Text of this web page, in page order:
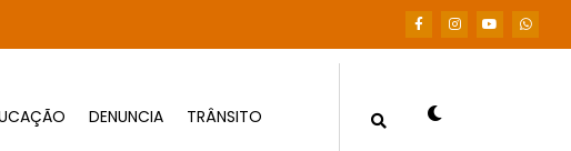
DENUNCIA TRÂNSITO
de Mato Grosso em mutirão